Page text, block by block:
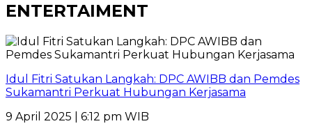
ENTERTAIMENT
Idul Fitri Satukan Langkah: DPC AWIBB dan Pemdes
Sukamantri Perkuat Hubungan Kerjasama
9 April 2025 | 6:12 pm WIB